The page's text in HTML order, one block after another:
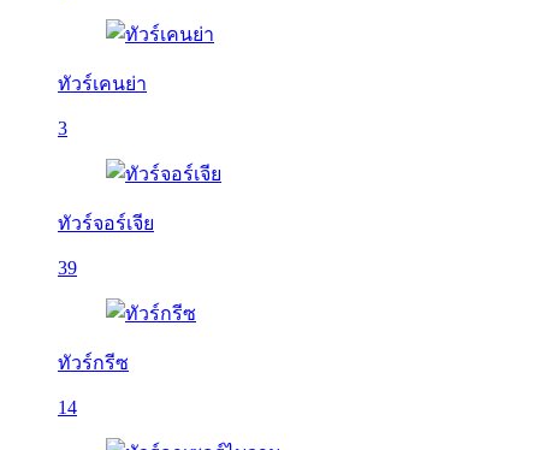
ทัวร์เคนย่า
3
ทัวร์จอร์เจีย
39
ทัวร์กรีซ
14